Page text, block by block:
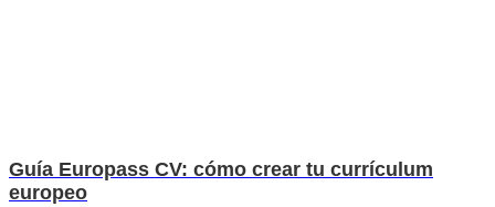
Guía Europass CV: cómo crear tu currículum
europeo